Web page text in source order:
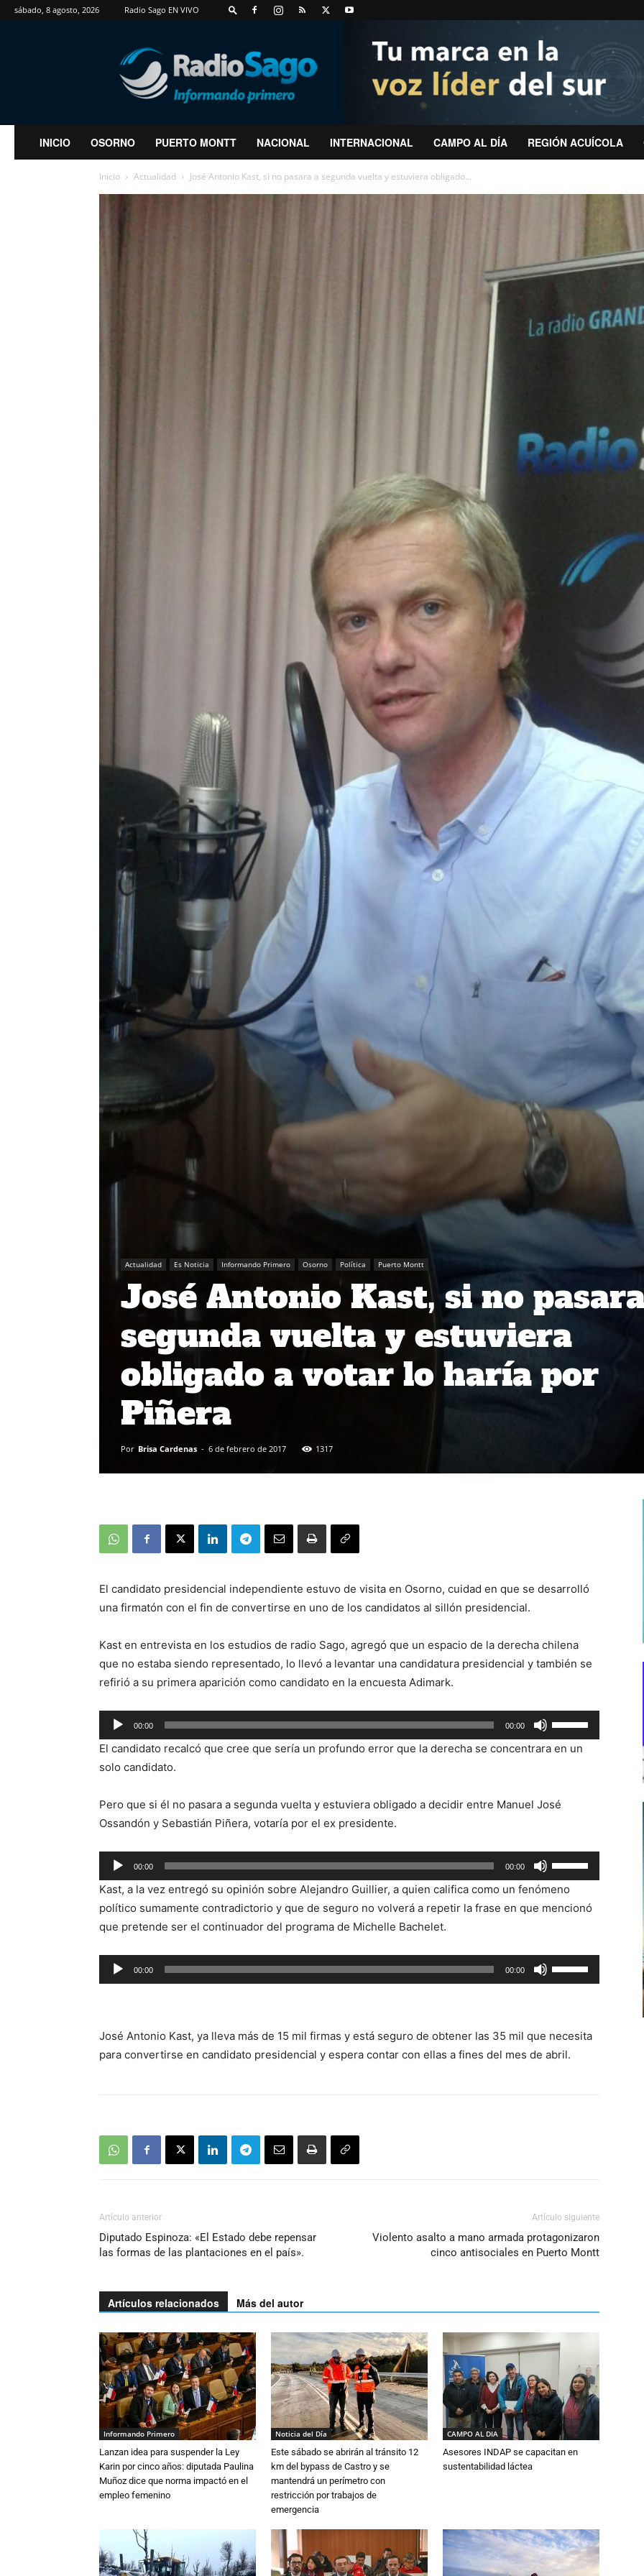
sábado, 8 agosto, 2026 Radio Sago EN VIVO
RadioSago
INICIO OSORNO PUERTO MONTT NACIONAL INTERNACIONAL CAMPO AL DÍA REGIÓN ACUÍCOLA
Inicio Actualidad José Antonio Kast, si no pasara a segunda vuelta y estuviera obligado...
Actualidad Es Noticia Informando Primero Osorno Política Puerto Montt
José Antonio Kast, si no
segunda vuelta y estuviera
obligado a votar lo haría por
Piñera
Por Brisa Cardenas - 6 de febrero de 2017 1317
El candidato presidencial independiente estuvo de visita en Osorno, cuidad en que se desarrolló
una firmatón con el fin de convertirse en uno de los candidatos al sillón presidencial.
Kast en entrevista en los estudios de radio Sago, agregó que un espacio de la derecha chilena
que no estaba siendo representado, lo llevó a levantar una candidatura presidencial y también se
refirió a su primera aparición como candidato en la encuesta Adimark.
Reproductor
de
audio
00:00 00:00
las
teclas
arriba/abajo
aumentar
o
disminuir
el
El candidato recalcó que cree que sería un profundo error que la derecha se concentrara en un
solo candidato.
Pero que si él no pasara a segunda vuelta y estuviera obligado a decidir entre Manuel José
Ossandón y Sebastián Piñera, votaría por el ex presidente.
Reproductor
de
audio
00:00 00:00
las
teclas
de
arriba/abajo
para
Kast, a la vez entregó su opinión sobre Alejandro Guillier, a quien califica como un fenómeno
político sumamente contradictorio y que de seguro no volverá a repetir la frase en que mencionó
que pretende ser el continuador del programa de Michelle Bachelet.
Reproductor
de
00:00 00:00
las
flecha
arriba/abajo
José Antonio Kast, ya lleva más de 15 mil firmas y está seguro de obtener las 35 mil que necesita
para convertirse en candidato presidencial y espera contar con ellas a fines del mes de abril.
Artículo anterior
Diputado Espinoza: «El Estado debe repensar
las formas de las plantaciones en el país».
Artículo siguiente
Violento asalto a mano armada protagonizaron
cinco antisociales en Puerto Montt
Artículos relacionados Más del autor
Informando Primero
Lanzan idea para suspender la Ley
Karin por cinco años: diputada Paulina
Muñoz dice que norma impactó en el
empleo femenino
Noticia del Día
Este sábado se abrirán al tránsito 12
km del bypass de Castro y se
mantendrá un perímetro con
restricción por trabajos de
emergencia
CAMPO AL DIA
Asesores INDAP se capacitan en
sustentabilidad láctea